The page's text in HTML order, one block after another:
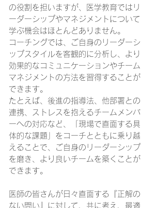
の役割を担いますが、医学教育ではリ
ーダーシップやマネジメントについて
学ぶ機会はほとんどありません。
コーチングでは、ご自身のリーダーシ
ップスタイルを客観的に分析し、より
効果的なコミュニケーションやチーム
マネジメントの方法を習得することが
できます。
たとえば、後進の指導法、他部署との
連携、ストレスを抱えるチームメンバ
ーへの対応など、「現場で直面する具
体的な課題」をコーチとともに乗り越
えることで、ご自身のリーダーシップ
を磨き、より良いチームを築くことが
できます。
医師の皆さんが日々直面する『正解の
ない問い』に対して、共に考え、最適